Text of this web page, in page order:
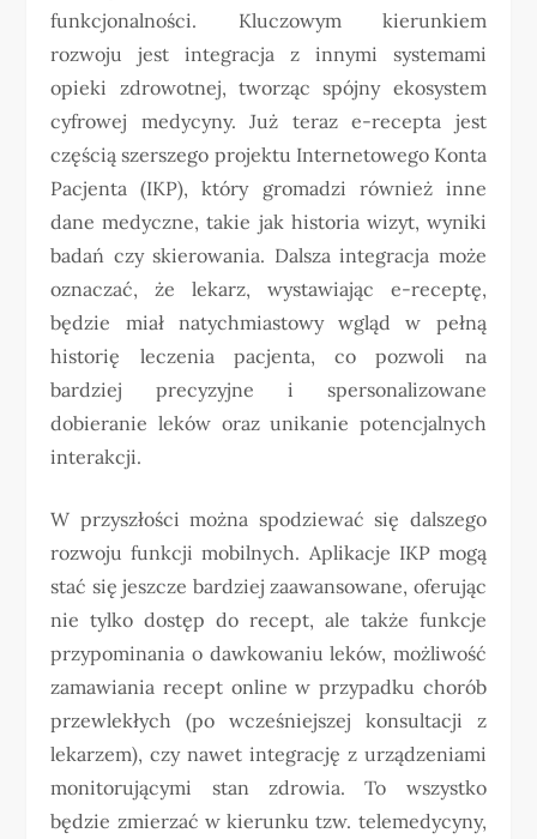
funkcjonalności. Kluczowym kierunkiem
rozwoju jest integracja z innymi systemami
opieki zdrowotnej, tworząc spójny ekosystem
cyfrowej medycyny. Już teraz e-recepta jest
częścią szerszego projektu Internetowego Konta
Pacjenta (IKP), który gromadzi również inne
dane medyczne, takie jak historia wizyt, wyniki
badań czy skierowania. Dalsza integracja może
oznaczać, że lekarz, wystawiając e-receptę,
będzie miał natychmiastowy wgląd w pełną
historię leczenia pacjenta, co pozwoli na
bardziej precyzyjne i spersonalizowane
dobieranie leków oraz unikanie potencjalnych
interakcji.
W przyszłości można spodziewać się dalszego
rozwoju funkcji mobilnych. Aplikacje IKP mogą
stać się jeszcze bardziej zaawansowane, oferując
nie tylko dostęp do recept, ale także funkcje
przypominania o dawkowaniu leków, możliwość
zamawiania recept online w przypadku chorób
przewlekłych (po wcześniejszej konsultacji z
lekarzem), czy nawet integrację z urządzeniami
monitorującymi stan zdrowia. To wszystko
będzie zmierzać w kierunku tzw. telemedycyny,